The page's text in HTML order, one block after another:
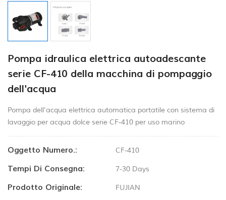
Pompa idraulica elettrica autoadescante
serie CF-410 della macchina di pompaggio
dell'acqua
Pompa dell'acqua elettrica automatica portatile con sistema di
lavaggio per acqua dolce serie CF-410 per uso marino
Oggetto Numero.: CF-410
Tempi Di Consegna: 7-30 Days
Prodotto Originale: FUJIAN